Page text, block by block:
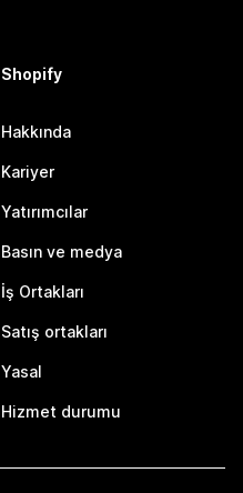
Shopify
Hakkında
Kariyer
Yatırımcılar
Basın ve medya
İş Ortakları
Satış ortakları
Yasal
Hizmet durumu